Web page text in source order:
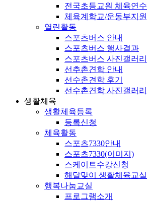
전국초등교원 체육연수
체육계학교/운동부지원
열린활동
스포츠버스 안내
스포츠버스 행사결과
스포츠버스 사진갤러리
선추촌견학 안내
선수촌견학 후기
선수촌견학 사진갤러리
생활체육
생활체육등록
등록신청
체육활동
스포츠7330안내
스포츠7330(이미지)
스케이트수강신청
해달맞이 생활체육교실
행복나눔교실
프로그램소개